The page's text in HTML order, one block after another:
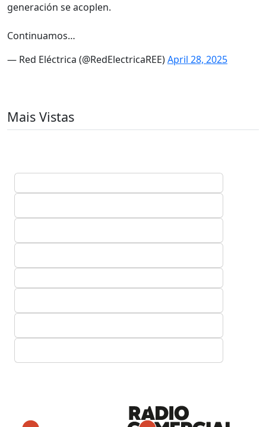
generación se acoplen.
Continuamos…
— Red Eléctrica (@RedElectricaREE)April 28, 2025
Mais Vistas